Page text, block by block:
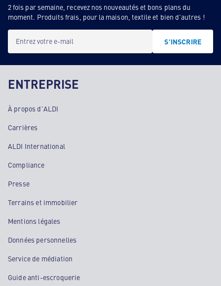
2 fois par semaine, recevez nos nouveautés et bons plans du
moment. Produits frais, pour la maison, textile et bien d'autres !
Entrez votre e-mail S'INSCRIRE
ENTREPRISE
À propos d'ALDI
Carrières
ALDI International
Compliance
Presse
Terrains et immobilier
Mentions légales
Données personnelles
Service de médiation
Guide anti-escroquerie